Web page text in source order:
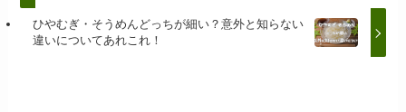
ひやむぎ・そうめんどっちが細い？意外と知らない
違いについてあれこれ！